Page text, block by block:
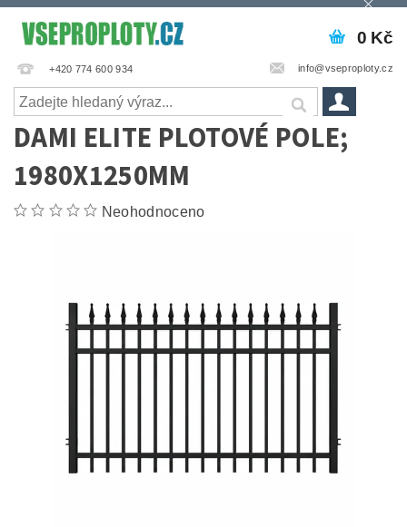
+420 774 600 934 info@vseproploty.cz
0 Kč
DAMI ELITE PLOTOVÉ POLE;
1980X1250MM
Neohodnoceno